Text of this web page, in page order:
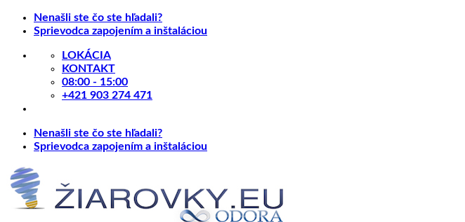
Skip
Nenašli ste čo ste hľadali?
Sprievodca zapojením a inštaláciou
LOKÁCIA
KONTAKT
08:00 - 15:00
+421 903 274 471
Nenašli ste čo ste hľadali?
Sprievodca zapojením a inštaláciou